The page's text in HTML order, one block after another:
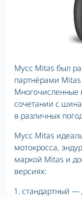
Мусс Mitas был
партнёрами
Многочисленные
сочетании с
в различных
Мусс Mitas
мотокросса,
маркой Mitas и
версиях:
стандартный —